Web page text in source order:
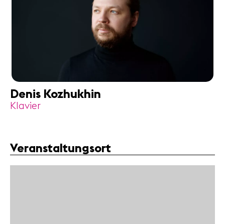
Denis Kozhukhin
Klavier
Veranstaltungsort